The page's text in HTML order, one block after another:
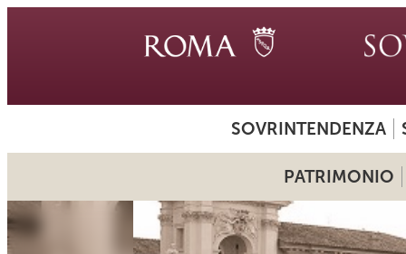
SOVRINTENDENZA
PATRIMONIO